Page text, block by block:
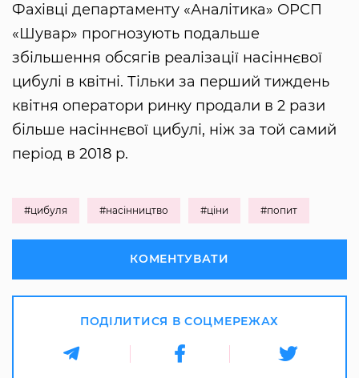
Фахівці департаменту «Аналітика» ОРСП
«Шувар» прогнозують подальше
збільшення обсягів реалізації насіннєвої
цибулі в квітні. Тільки за перший тиждень
квітня оператори ринку продали в 2 рази
більше насіннєвої цибулі, ніж за той самий
період в 2018 р.
#цибуля #насінництво #ціни #попит
КОМЕНТУВАТИ
ПОДІЛИТИСЯ В СОЦМЕРЕЖАХ